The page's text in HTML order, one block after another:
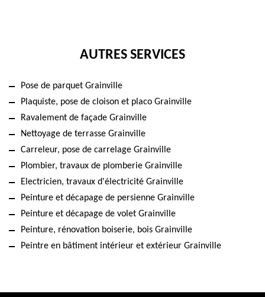
AUTRES SERVICES
Pose de parquet Grainville
Plaquiste, pose de cloison et placo Grainville
Ravalement de façade Grainville
Nettoyage de terrasse Grainville
Carreleur, pose de carrelage Grainville
Plombier, travaux de plomberie Grainville
Electricien, travaux d'électricité Grainville
Peinture et décapage de persienne Grainville
Peinture et décapage de volet Grainville
Peinture, rénovation boiserie, bois Grainville
Peintre en bâtiment intérieur et extérieur Grainville